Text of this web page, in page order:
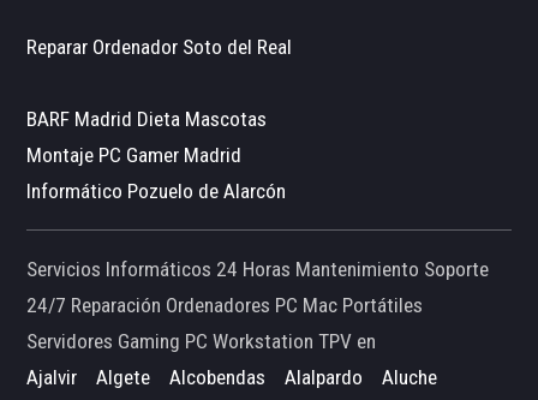
Reparar Ordenador Soto del Real
BARF Madrid Dieta Mascotas
Montaje PC Gamer Madrid
Informático Pozuelo de Alarcón
Servicios Informáticos 24 Horas Mantenimiento Soporte
24/7 Reparación Ordenadores PC Mac Portátiles
Servidores Gaming PC Workstation TPV en
Ajalvir
Algete Alcobendas Alalpardo
Aluche